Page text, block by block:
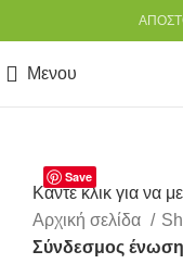
Μενου
Save
Κάντε κλικ για να
Αρχική σελίδα
Σύνδεσμος